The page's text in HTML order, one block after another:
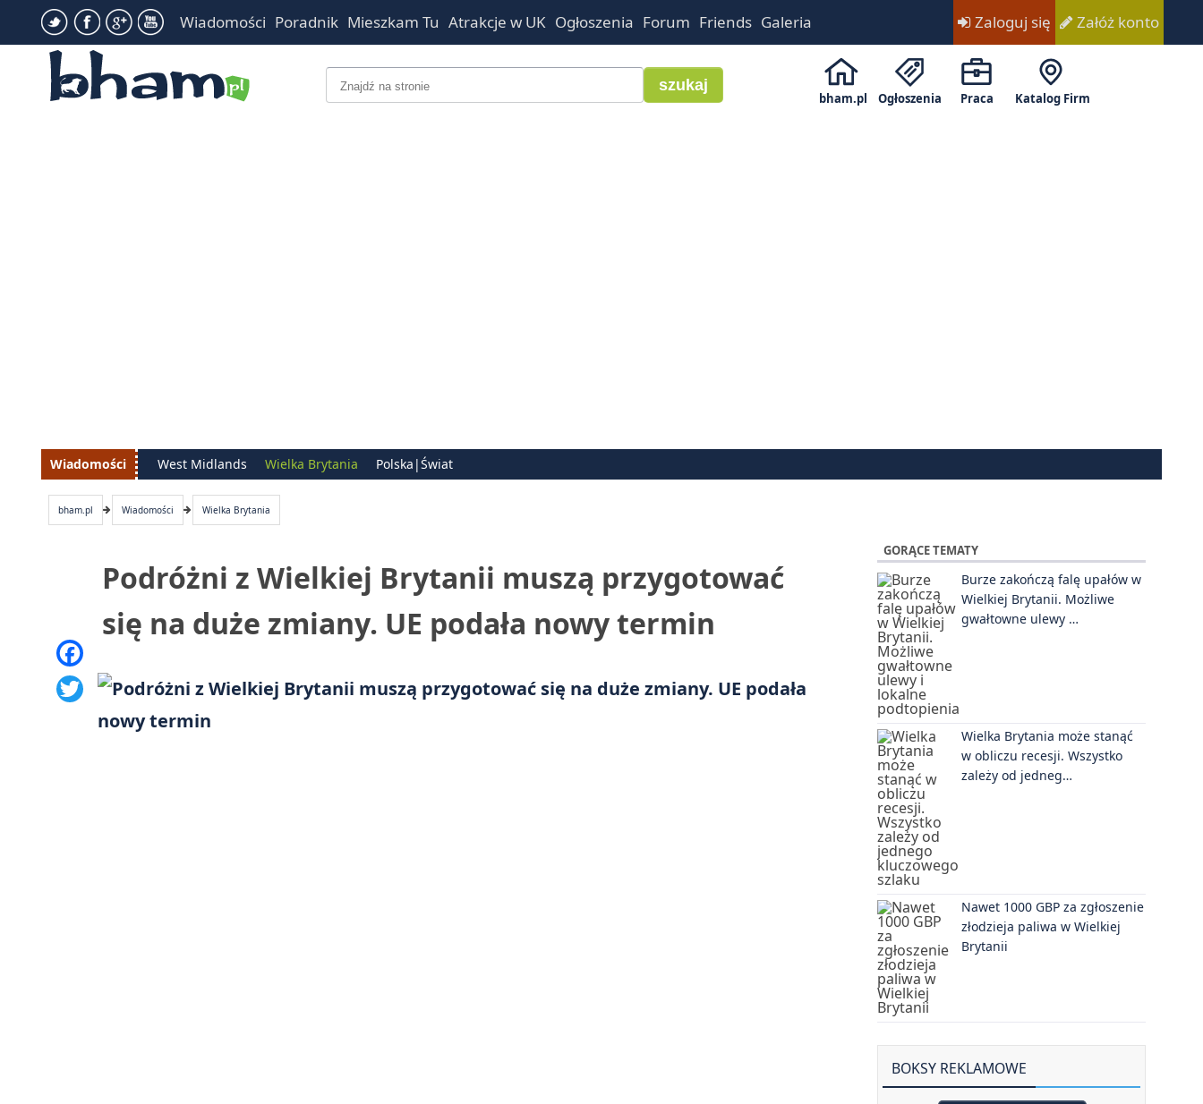
Wiadomości Poradnik Mieszkam Tu Atrakcje w UK Ogłoszenia Forum Friends Galeria Zaloguj się Załóż konto
bham.pl Ogłoszenia Praca Katalog Firm
Wiadomości West Midlands Wielka Brytania Polska|Świat
bham.pl Wiadomości Wielka Brytania
Podróżni z Wielkiej Brytanii muszą przygotować
się na duże zmiany. UE podała nowy termin
GORĄCE TEMATY
Burze zakończą falę upałów w
Wielkiej Brytanii. Możliwe
gwałtowne ulewy …
Wielka Brytania może stanąć
w obliczu recesji. Wszystko
zależy od jedneg…
Nawet 1000 GBP za zgłoszenie
złodzieja paliwa w Wielkiej
Brytanii
BOKSY REKLAMOWE